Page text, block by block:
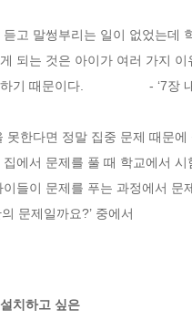
고 말썽부리는 일이 없었는데
되는 것은 아이가 여러 가지
기 때문이다.                  - ‘7장
못한다면 정말 집중 문제 때문
에서 문제를 풀 때 학교에서
들이 문제를 푸는 과정에서
문제일까요?’ 중에서
치하고 싶은